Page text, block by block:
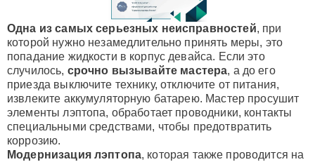
Одна из самых серьезных неисправностей, при
которой нужно незамедлительно принять меры, это
попадание жидкости в корпус девайса. Если это
случилось, срочно вызывайте мастера, а до его
приезда выключите технику, отключите от питания,
извлеките аккумуляторную батарею. Мастер просушит
элементы лэптопа, обработает проводники, контакты
специальными средствами, чтобы предотвратить
коррозию.
Модернизация лэптопа, которая также проводится на